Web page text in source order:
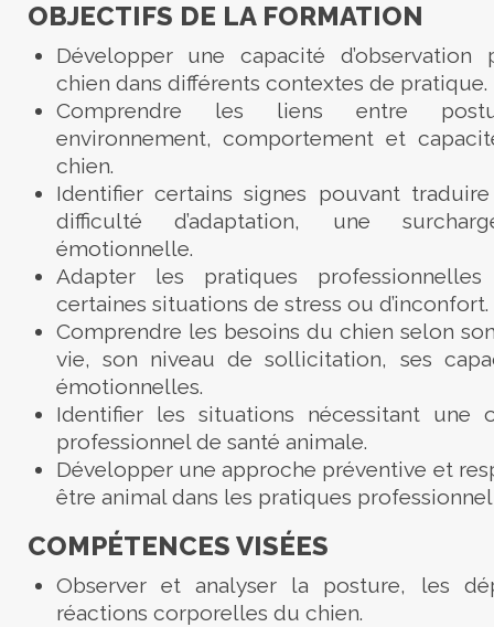
OBJECTIFS DE LA FORMATION
Développer une capacité d’observation
chien dans différents contextes de pratique.
Comprendre les liens entre
environnement, comportement et
chien.
Identifier certains signes pouvant
difficulté d’adaptation, une
émotionnelle.
Adapter les pratiques
certaines situations de stress ou d’inconfort.
Comprendre les besoins du chien selon
vie, son niveau de sollicitation, ses
émotionnelles.
Identifier les situations nécessitant une
professionnel de santé animale.
Développer une approche préventive et
être animal dans les pratiques
COMPÉTENCES VISÉES
Observer et analyser la posture, les
réactions corporelles du chien.